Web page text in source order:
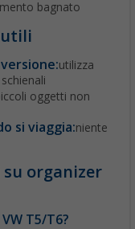
bagnato
utili
utilizza
oggetti non
si viaggia:niente
su organizer
T5/T6?